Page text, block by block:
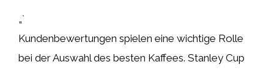
„`
Kundenbewertungen spielen eine wichtige Rolle
bei der Auswahl des besten Kaffees. Stanley Cup